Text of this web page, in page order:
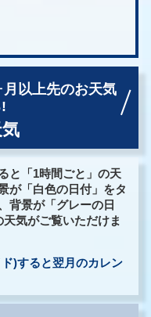
月以上先のお天気
と「1時間ごと」の天
が「白色の日付」をタ
背景が「グレーの日
気がご覧いただけま
)すると翌月のカレン